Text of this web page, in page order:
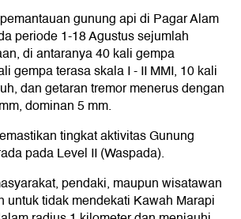
gunung api di Pagar Alam
periode 1‒18 Agustus sejumlah
di antaranya 40 kali gempa
gempa terasa skala I - II MMI, 10 kali
dan getaran tremor menerus dengan
dominan 5 mm.
tingkat aktivitas Gunung
pada Level II (Waspada).
pendaki, maupun wisatawan
untuk tidak mendekati Kawah Marapi